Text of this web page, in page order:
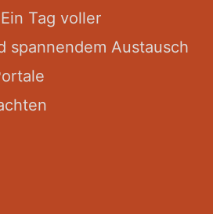
Tag voller
spannendem Austausch